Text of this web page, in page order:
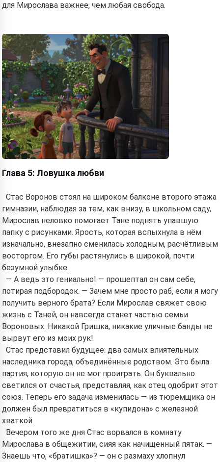
для Мирослава важнее, чем любая свобода.
Глава 5: Ловушка любви
Стас Воронов стоял на широком балконе второго этажа
гимназии, наблюдая за тем, как внизу, в школьном саду,
Мирослав неловко помогает Тане поднять упавшую
папку с рисунками. Ярость, которая вспыхнула в нём
изначально, внезапно сменилась холодным, расчётливым
восторгом. Его губы растянулись в широкой, почти
безумной улыбке.
— А ведь это гениально! — прошептал он сам себе,
потирая подбородок. — Зачем мне просто раб, если я могу
получить верного брата? Если Мирослав свяжет свою
жизнь с Таней, он навсегда станет частью семьи
Вороновых. Никакой Гришка, никакие уличные банды не
вырвут его из моих рук!
Стас представил будущее: два самых влиятельных
наследника города, объединённые родством. Это была
партия, которую он не мог проиграть. Он буквально
светился от счастья, представляя, как отец одобрит этот
союз. Теперь его задача изменилась — из тюремщика он
должен был превратиться в «купидона» с железной
хваткой.
Вечером того же дня Стас ворвался в комнату
Мирослава в общежитии, сияя как начищенный пятак. —
Знаешь что, «братишка»? — он с размаху хлопнул